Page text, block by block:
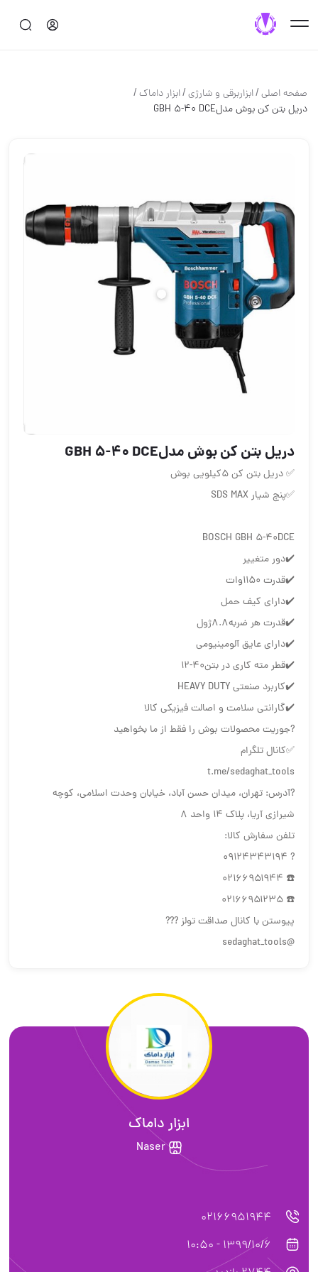
صفحه اصلی/ابزاربرقی و شارژی/ابزار داماک/
دریل بتن کن بوش مدلGBH 5-40 DCE
دریل بتن کن بوش مدلGBH 5-40 DCE
✅ دریل بتن کن 5کیلویی بوش
✅پنچ شیار SDS MAX
BOSCH GBH 5-40DCE
✔️دور متغییر
✔️قدرت ۱۱۵۰وات
✔️دارای کیف حمل
✔️قدرت هر ضربه۸.۸ژول
✔️دارای عایق آلومینیومی
✔️قطر مته کاری در بتن۴۰-۱۲
✔️کاربرد صنعتی HEAVY DUTY
✔️گارانتی سلامت و اصالت فیزیکی کالا
?جوریت محصولات بوش را فقط از ما بخواهید
✅کانال تلگرام
t.me/sedaghat_tools
?آدرس: تهران، میدان حسن آباد، خیابان وحدت اسلامی، کوچه
شیرازی آریا، پلاک ۱۴ واحد ۸
تلفن سفارش کالا:
? ۰۹۱۲۴۳۴۳۱۹۴
☎️ ۰۲۱۶۶۹۵۱۹۴۴
☎️ ۰۲۱۶۶۹۵۱۲۳۵
پیوستن با کانال صداقت تولز ???
@sedaghat_tools
ابزار داماک
Naser
02166951944
1399/10/6 - 10:50